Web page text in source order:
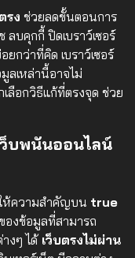
รง ช่วยลดขั้นตอนการ
ลบคุกกี้ ปิดเบราว์เซอร์
กว่าที่คิด เบราว์เซอร์
ลเหล่านี้อาจไม่
ลือกวิธีแก้ที่ตรงจุด ช่วย
ว็บพนันออนไลน์
ห้ความสำคัญบน true
องข้อมูลที่สามารถ
งๆ ได้เว็บตรงไม่ผ่าน